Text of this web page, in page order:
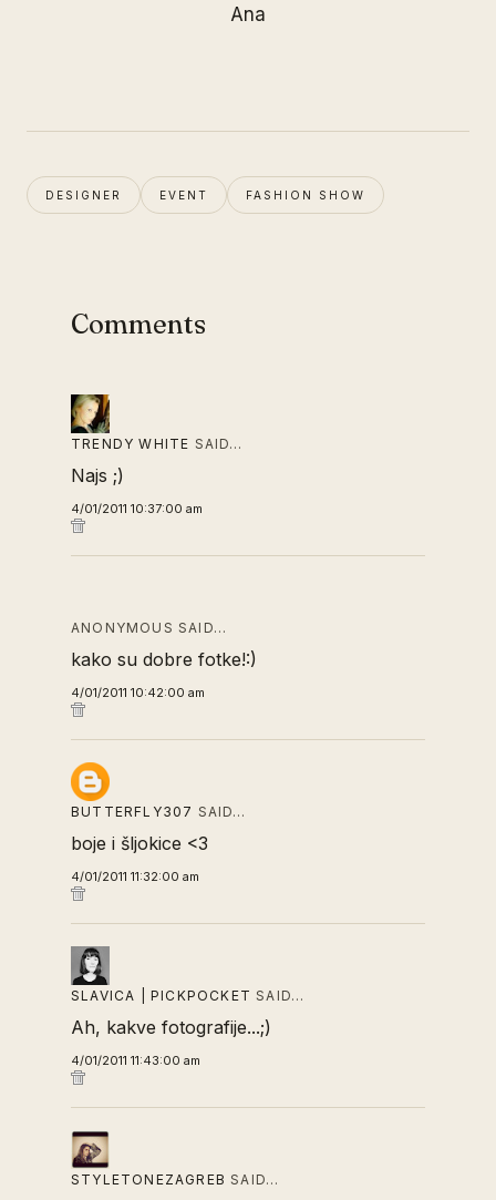
Ana
DESIGNER EVENT FASHION SHOW
Comments
TRENDY WHITE SAID…
Najs ;)
4/01/2011 10:37:00 am
ANONYMOUS SAID…
kako su dobre fotke!:)
4/01/2011 10:42:00 am
BUTTERFLY307 SAID…
boje i šljokice <3
4/01/2011 11:32:00 am
SLAVICA | PICKPOCKET SAID…
Ah, kakve fotografije...;)
4/01/2011 11:43:00 am
STYLETONEZAGREB SAID…